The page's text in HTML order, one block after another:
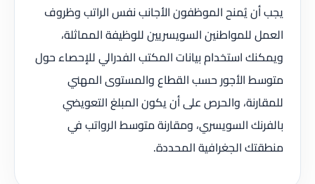
يجب أن يُمنح الموظفون الأجانب نفس الراتب وظروف
العمل للمواطنين السويسريين للوظيفة المماثلة،
ويمكنك استخدام بيانات المكتب الفدرالي للإحصاء حول
متوسط الأجور حسب القطاع والمستوى المهني
للمقارنة، والحرص على أن يكون المبلغ التعويضي
بالفرنك السويسري، ومقارنة متوسط الرواتب في
منطقتك الجغرافية المحددة.